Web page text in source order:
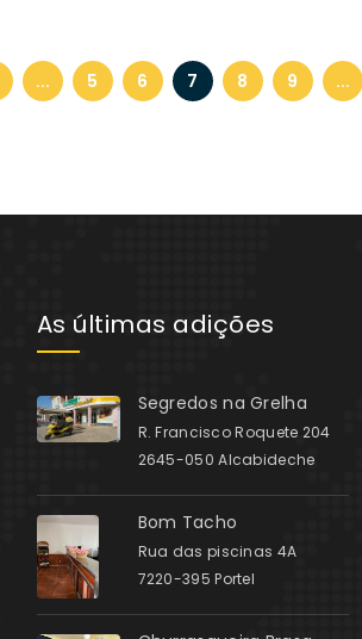
... 5 6 7 8 9 ...
As últimas adições
Segredos na Grelha
R. Francisco Roquete 204
2645-050 Alcabideche
Bom Tacho
Rua das piscinas 4A
7220-395 Portel